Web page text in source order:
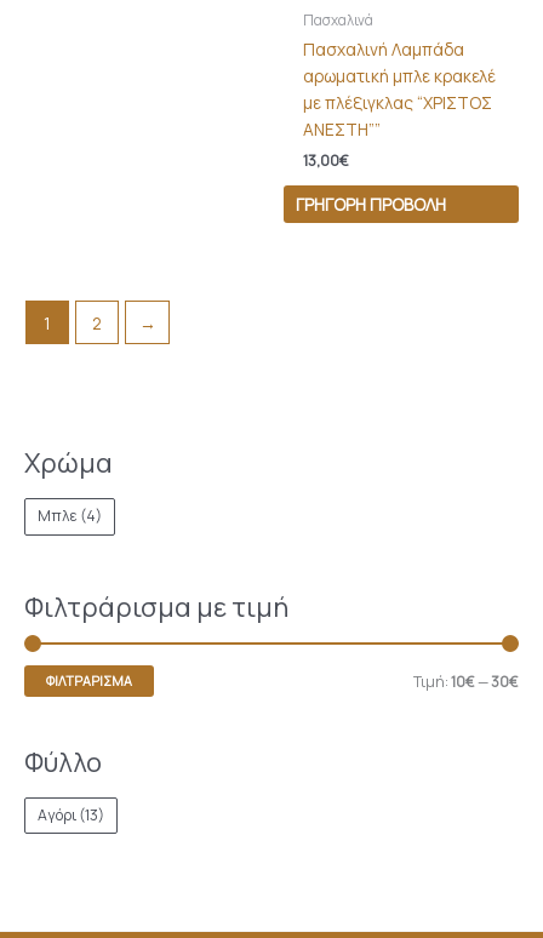
Χρώμα
Μπλε (4)
Φιλτράρισμα με τιμή
ΦΙΛΤΡΆΡΙΣΜΑ Τιμή:10€—30€
Φύλλο
Αγόρι(13)
Πασχαλινά
Πασχαλινή Λαμπάδα
αρωματική μπλε κρακελέ
με πλέξιγκλας “ΧΡΙΣΤΟΣ
ΑΝΕΣΤΗ””
13,00€
ΓΡΉΓΟΡΗ ΠΡΟΒΟΛΉ
1 2 →